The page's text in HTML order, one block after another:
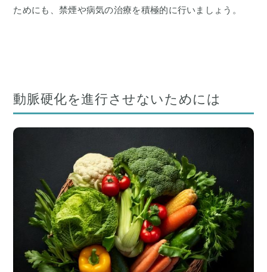
ためにも、禁煙や病気の治療を積極的に行いましょう。
動脈硬化を進行させないためには